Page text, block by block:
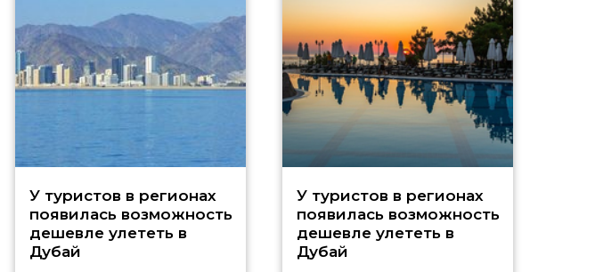
У туристов в регионах
появилась возможность
дешевле улететь в
Дубай
У туристов в регионах
появилась возможность
дешевле улететь в
Дубай